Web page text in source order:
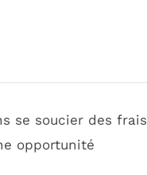
se soucier des frais
opportunité